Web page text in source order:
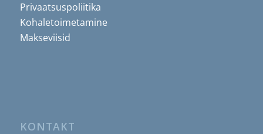
Privaatsuspoliitika
Kohaletoimetamine
Makseviisid
KONTAKT